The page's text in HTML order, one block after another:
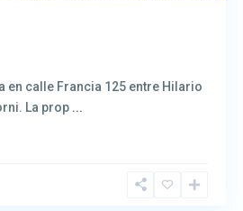
en calle Francia 125 entre Hilario
La prop ...